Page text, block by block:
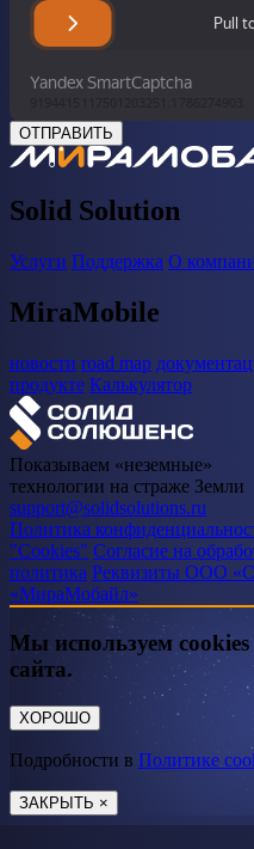
ОТПРАВИТЬ
Solid Solution
Услуги Поддержка О
MiraMobile
новости road map
продукте Калькулятор
Показываем «неземные»
технологии на страже Земли
support@solidsolutions.ru
Политика
"Cookies" Согласие на
политика Реквизиты ООО
«МираМобайл»
Мы используем
сайта.
ХОРОШО
Подробности в Политике
ЗАКРЫТЬ ×